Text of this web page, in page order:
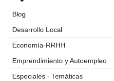
Blog
Desarrollo Local
Economía-RRHH
Emprendimiento y Autoempleo
Especiales - Temáticas